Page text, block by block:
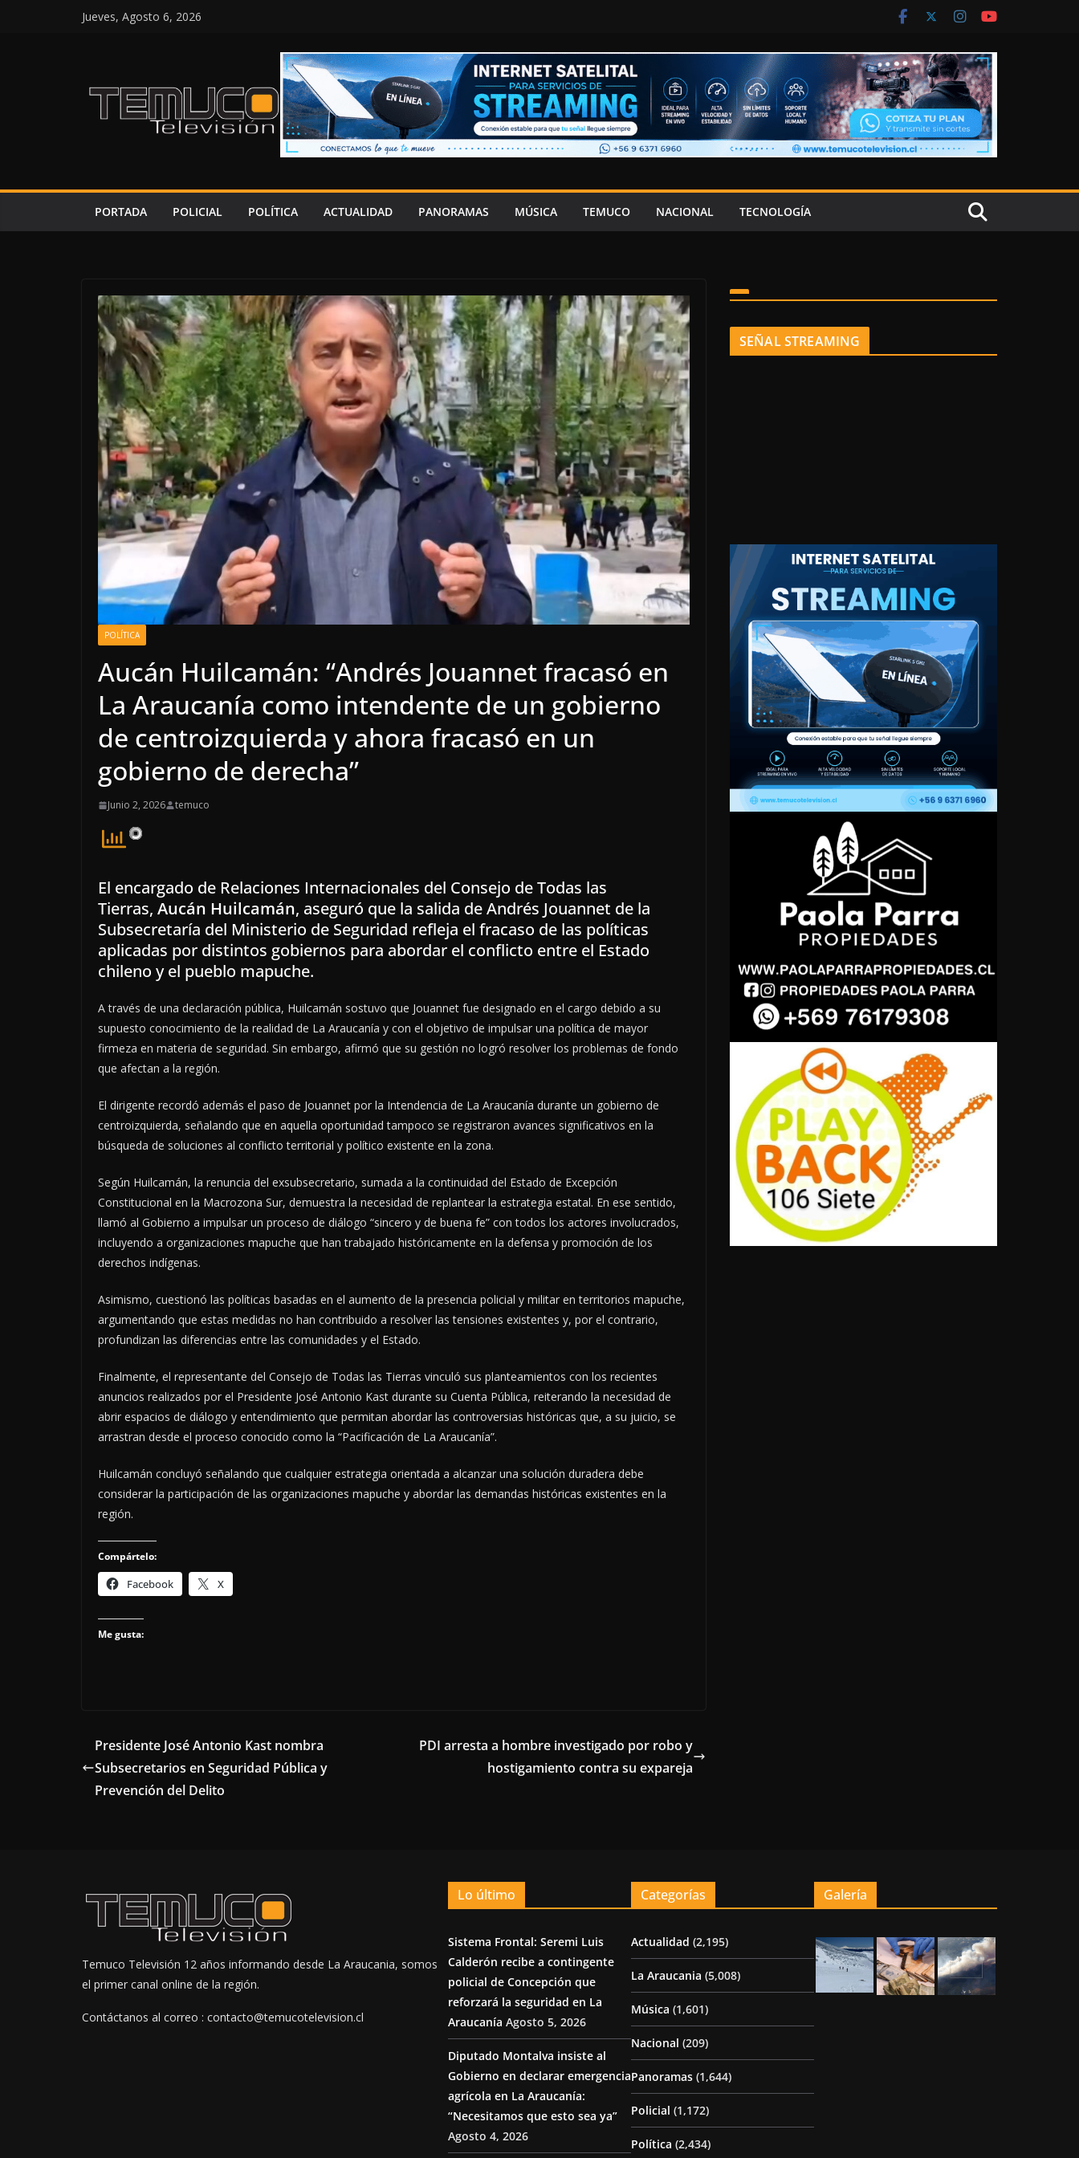
Jueves, Agosto 6, 2026
PORTADA POLICIAL POLÍTICA ACTUALIDAD PANORAMAS MÚSICA TEMUCO NACIONAL TECNOLOGÍA
POLÍTICA
Aucán Huilcamán: “Andrés Jouannet fracasó en
La Araucanía como intendente de un gobierno
de centroizquierda y ahora fracasó en un
gobierno de derecha”
Junio 2, 2026 temuco
El encargado de Relaciones Internacionales del Consejo de Todas las
Tierras, Aucán Huilcamán, aseguró que la salida de Andrés Jouannet de la
Subsecretaría del Ministerio de Seguridad refleja el fracaso de las políticas
aplicadas por distintos gobiernos para abordar el conflicto entre el Estado
chileno y el pueblo mapuche.
A través de una declaración pública, Huilcamán sostuvo que Jouannet fue designado en el cargo debido a su
supuesto conocimiento de la realidad de La Araucanía y con el objetivo de impulsar una política de mayor
firmeza en materia de seguridad. Sin embargo, afirmó que su gestión no logró resolver los problemas de fondo
que afectan a la región.
El dirigente recordó además el paso de Jouannet por la Intendencia de La Araucanía durante un gobierno de
centroizquierda, señalando que en aquella oportunidad tampoco se registraron avances significativos en la
búsqueda de soluciones al conflicto territorial y político existente en la zona.
Según Huilcamán, la renuncia del exsubsecretario, sumada a la continuidad del Estado de Excepción
Constitucional en la Macrozona Sur, demuestra la necesidad de replantear la estrategia estatal. En ese sentido,
llamó al Gobierno a impulsar un proceso de diálogo “sincero y de buena fe” con todos los actores involucrados,
incluyendo a organizaciones mapuche que han trabajado históricamente en la defensa y promoción de los
derechos indígenas.
Asimismo, cuestionó las políticas basadas en el aumento de la presencia policial y militar en territorios mapuche,
argumentando que estas medidas no han contribuido a resolver las tensiones existentes y, por el contrario,
profundizan las diferencias entre las comunidades y el Estado.
Finalmente, el representante del Consejo de Todas las Tierras vinculó sus planteamientos con los recientes
anuncios realizados por el Presidente José Antonio Kast durante su Cuenta Pública, reiterando la necesidad de
abrir espacios de diálogo y entendimiento que permitan abordar las controversias históricas que, a su juicio, se
arrastran desde el proceso conocido como la “Pacificación de La Araucanía”.
Huilcamán concluyó señalando que cualquier estrategia orientada a alcanzar una solución duradera debe
considerar la participación de las organizaciones mapuche y abordar las demandas históricas existentes en la
región.
Compártelo:
Facebook X
Me gusta:
Presidente José Antonio Kast nombra
Subsecretarios en Seguridad Pública y
Prevención del Delito
PDI arresta a hombre investigado por robo y
hostigamiento contra su expareja
SEÑAL STREAMING
Temuco Televisión 12 años informando desde La Araucania, somos
el primer canal online de la región.
Contáctanos al correo : contacto@temucotelevision.cl
Lo último
Sistema Frontal: Seremi Luis
Calderón recibe a contingente
policial de Concepción que
reforzará la seguridad en La
Araucanía Agosto 5, 2026
Diputado Montalva insiste al
Gobierno en declarar emergencia
agrícola en La Araucanía:
“Necesitamos que esto sea ya”
Agosto 4, 2026
Categorías
Actualidad (2,195)
La Araucania (5,008)
Música (1,601)
Nacional (209)
Panoramas (1,644)
Policial (1,172)
Política (2,434)
Galería